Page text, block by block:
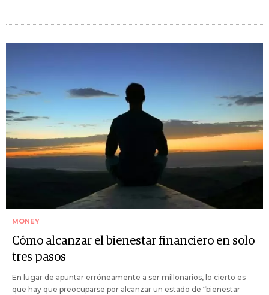
MONEY
Cómo alcanzar el bienestar financiero en solo
tres pasos
En lugar de apuntar erróneamente a ser millonarios, lo cierto es
que hay que preocuparse por alcanzar un estado de “bienestar